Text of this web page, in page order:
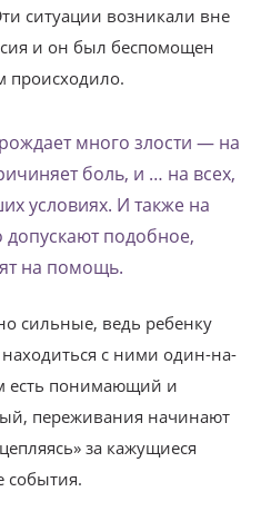
ситуации возникали вне
и он был беспомощен
происходило.
много злости — на
боль, и … на всех,
условиях. И также на
допускают подобное,
на помощь.
сильные, ведь ребенку
с ними один-на-
есть понимающий и
переживания начинают
за кажущиеся
события.